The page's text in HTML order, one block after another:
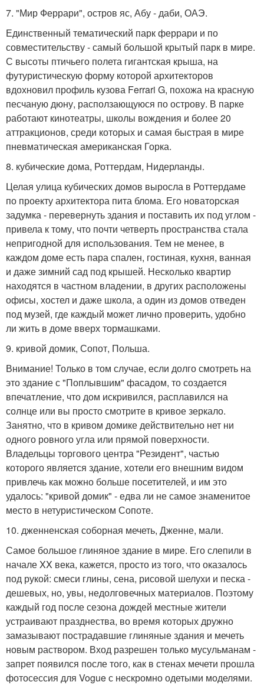
7. "Мир Феррари", остров яс, Абу - даби, ОАЭ.
Единственный тематический парк феррари и по
совместительству - самый большой крытый парк в мире.
С высоты птичьего полета гигантская крыша, на
футуристическую форму которой архитекторов
вдохновил профиль кузова Ferrari G, похожа на красную
песчаную дюну, расползающуюся по острову. В парке
работают кинотеатры, школы вождения и более 20
аттракционов, среди которых и самая быстрая в мире
пневматическая американская Горка.
8. кубические дома, Роттердам, Нидерланды.
Целая улица кубических домов выросла в Роттердаме
по проекту архитектора пита блома. Его новаторская
задумка - перевернуть здания и поставить их под углом -
привела к тому, что почти четверть пространства стала
непригодной для использования. Тем не менее, в
каждом доме есть пара спален, гостиная, кухня, ванная
и даже зимний сад под крышей. Несколько квартир
находятся в частном владении, в других расположены
офисы, хостел и даже школа, а один из домов отведен
под музей, где каждый может лично проверить, удобно
ли жить в доме вверх тормашками.
9. кривой домик, Сопот, Польша.
Внимание! Только в том случае, если долго смотреть на
это здание с "Поплывшим" фасадом, то создается
впечатление, что дом искривился, расплавился на
солнце или вы просто смотрите в кривое зеркало.
Занятно, что в кривом домике действительно нет ни
одного ровного угла или прямой поверхности.
Владельцы торгового центра "Резидент", частью
которого является здание, хотели его внешним видом
привлечь как можно больше посетителей, и им это
удалось: "кривой домик" - едва ли не самое знаменитое
место в нетуристическом Сопоте.
10. дженненская соборная мечеть, Дженне, мали.
Самое большое глиняное здание в мире. Его слепили в
начале XX века, кажется, просто из того, что оказалось
под рукой: смеси глины, сена, рисовой шелухи и песка -
дешевых, но, увы, недолговечных материалов. Поэтому
каждый год после сезона дождей местные жители
устраивают празднества, во время которых дружно
замазывают пострадавшие глиняные здания и мечеть
новым раствором. Вход разрешен только мусульманам -
запрет появился после того, как в стенах мечети прошла
фотосессия для Vogue с нескромно одетыми моделями.